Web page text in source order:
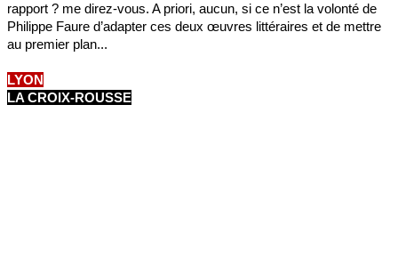
rapport ? me direz-vous. A priori, aucun, si ce n’est la volonté de
Philippe Faure d’adapter ces deux œuvres littéraires et de mettre
au premier plan...
LYON
LA CROIX-ROUSSE